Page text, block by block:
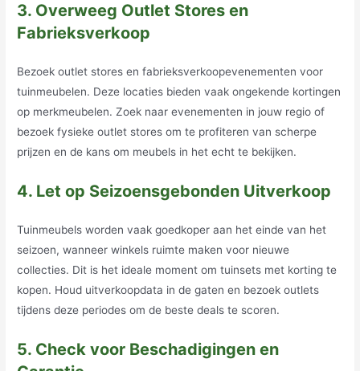
3. Overweeg Outlet Stores en
Fabrieksverkoop
Bezoek outlet stores en fabrieksverkoopevenementen voor
tuinmeubelen. Deze locaties bieden vaak ongekende kortingen
op merkmeubelen. Zoek naar evenementen in jouw regio of
bezoek fysieke outlet stores om te profiteren van scherpe
prijzen en de kans om meubels in het echt te bekijken.
4. Let op Seizoensgebonden Uitverkoop
Tuinmeubels worden vaak goedkoper aan het einde van het
seizoen, wanneer winkels ruimte maken voor nieuwe
collecties. Dit is het ideale moment om tuinsets met korting te
kopen. Houd uitverkoopdata in de gaten en bezoek outlets
tijdens deze periodes om de beste deals te scoren.
5. Check voor Beschadigingen en